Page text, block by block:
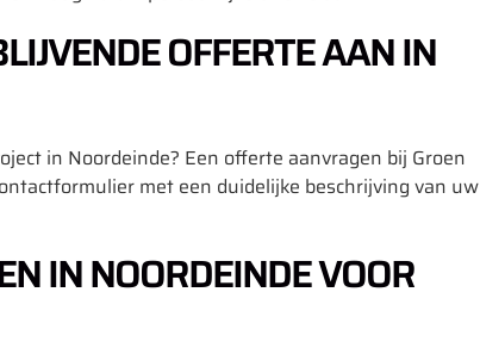
OFFERTE AAN IN
in Noordeinde? Een offerte aanvragen bij Groen
met een duidelijke beschrijving van uw
IN NOORDEINDE VOOR